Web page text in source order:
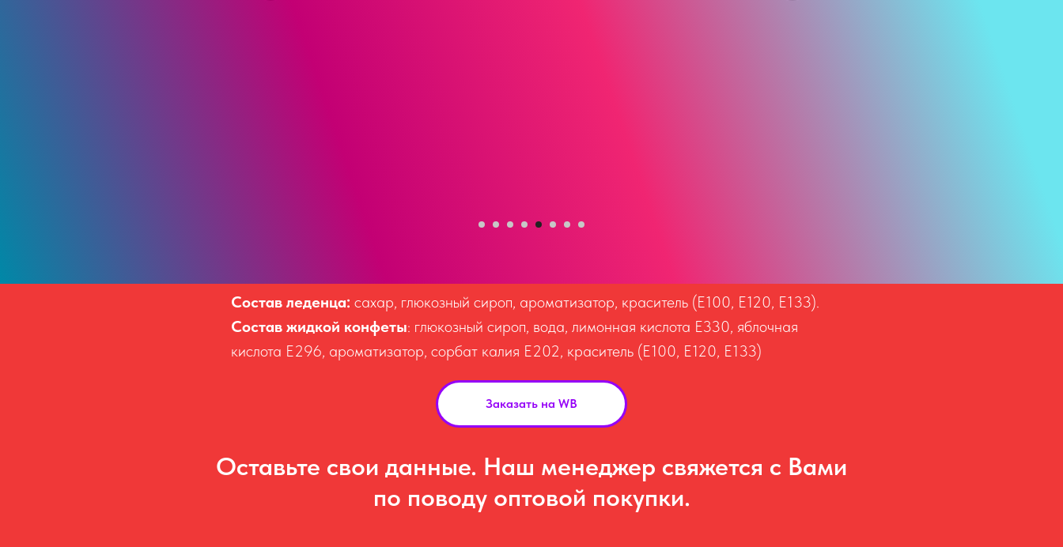
Состав леденца: сахар, глюкозный сироп, ароматизатор, краситель (Е100, Е120, Е133).
Состав жидкой конфеты: глюкозный сироп, вода, лимонная кислота Е330, яблочная
кислота Е296, ароматизатор, сорбат калия Е202, краситель (Е100, Е120, Е133)
Заказать на WB
Оставьте свои данные. Наш менеджер свяжется с Вами
по поводу оптовой покупки.